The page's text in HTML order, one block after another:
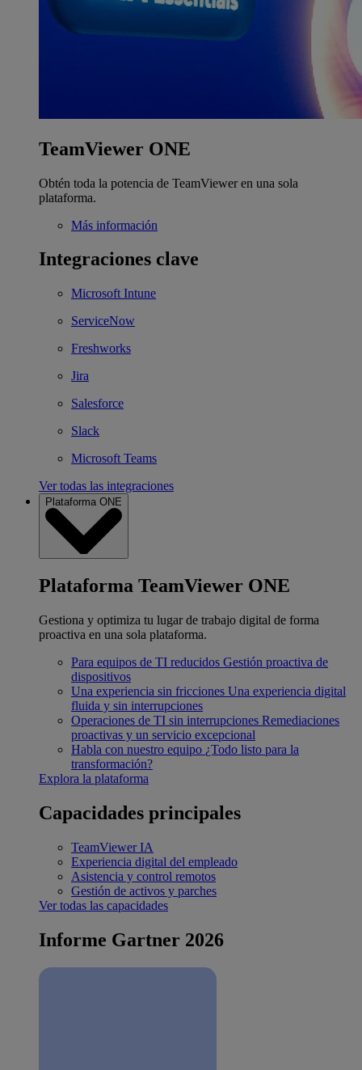
TeamViewer ONE
Obtén toda la potencia de TeamViewer en una sola
plataforma.
Más información
Integraciones clave
Microsoft Intune
ServiceNow
Freshworks
Jira
Salesforce
Slack
Microsoft Teams
Ver todas las integraciones
Plataforma ONE
Plataforma TeamViewer ONE
Gestiona y optimiza tu lugar de trabajo digital de forma
proactiva en una sola plataforma.
Para equipos de TI reducidos Gestión proactiva de
dispositivos
Una experiencia sin fricciones Una experiencia digital
fluida y sin interrupciones
Operaciones de TI sin interrupciones Remediaciones
proactivas y un servicio excepcional
Habla con nuestro equipo ¿Todo listo para la
transformación?
Explora la plataforma
Capacidades principales
TeamViewer IA
Experiencia digital del empleado
Asistencia y control remotos
Gestión de activos y parches
Ver todas las capacidades
Informe Gartner 2026